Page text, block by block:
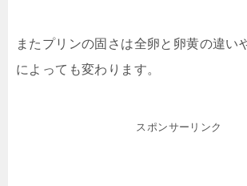
またプリンの固さは全卵と卵黄の違い
によっても変わります。
スポンサーリンク